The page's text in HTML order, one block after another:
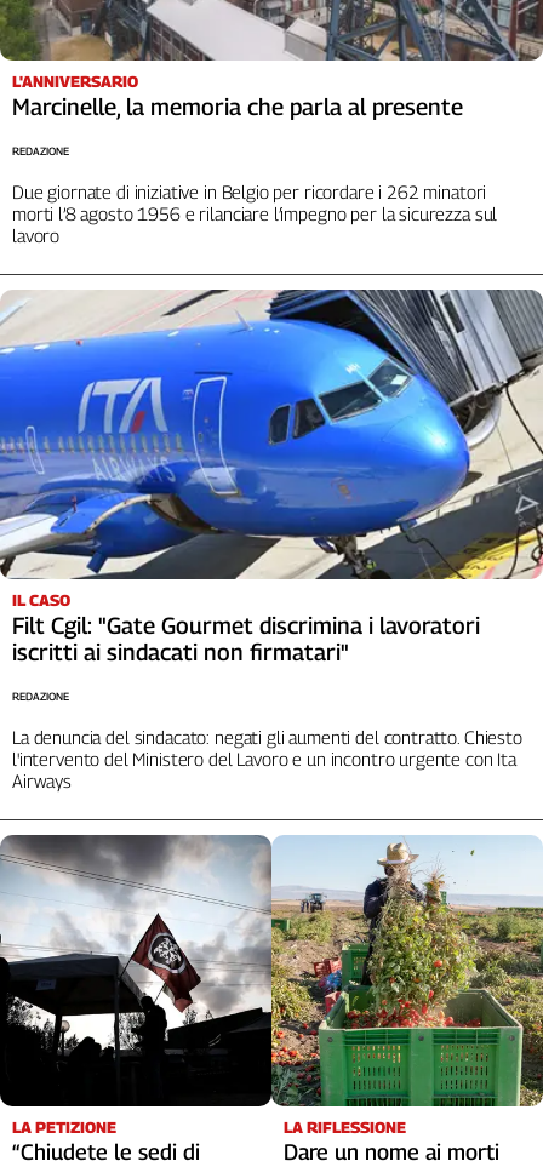
Girasoli
Il
Sassolino
Linea
Economica
Tech
Easy
Idea
InFlai
trasmissioni
tv
Work
in
Progress
L'Italia
nel
Lavoro
Molise
Alto
Adige
Basilicata
Calabria
Campania
Emilia-
Romagna
Friuli
Venezia
Giulia
Lombardia
Marche
L'ANNIVERSARIO
Marcinelle, la memoria che parla al presente
Due giornate di iniziative in Belgio per ricordare i 262 minatori
morti l’8 agosto 1956 e rilanciare l’impegno per la sicurezza sul
lavoro
REDAZIONE
IL CASO
Filt Cgil: "Gate Gourmet discrimina i lavoratori
iscritti ai sindacati non firmatari"
La denuncia del sindacato: negati gli aumenti del contratto. Chiesto
l'intervento del Ministero del Lavoro e un incontro urgente con Ita
Airways
REDAZIONE
LA PETIZIONE
“Chiudete le sedi di
LA RIFLESSIONE
Dare un nome ai morti